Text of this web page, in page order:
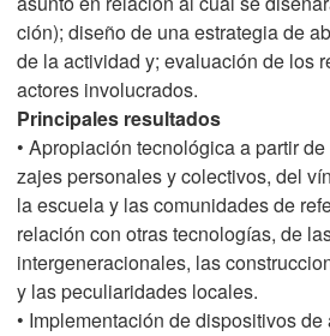
ción); diseño de una estrategia de
de la actividad y; evaluación de los
actores involucrados.
Principales resultados
• Apropiación tecnológica a partir
zajes personales y colectivos, del
la escuela y las comunidades de
relación con otras tecnologías, de
intergeneracionales, las
y las peculiaridades locales.
• Implementación de dispositivos